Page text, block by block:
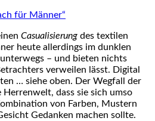
für Männer“
Casualisierung des textilen
heute allerdings im dunklen
– und bieten nichts
verweilen lässt. Digital
… siehe oben. Der Wegfall der
dass sie sich umso
von Farben, Mustern
Gedanken machen sollte.